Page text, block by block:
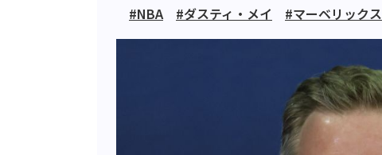
#NBA #ダスティ・メイ #マーベリックス